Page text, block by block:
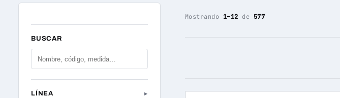
BUSCAR
LÍNEA ▸
Mostrando 1–12 de 577